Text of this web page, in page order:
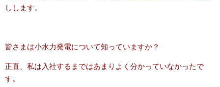
しします。
皆さまは小水力発電について知っていますか？
正直、私は入社するまではあまりよく分かっていなかったで
す。